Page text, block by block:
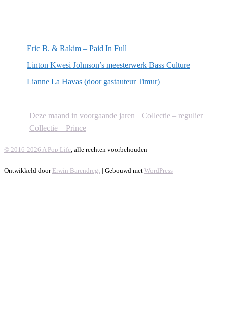
Eric B. & Rakim – Paid In Full
Linton Kwesi Johnson’s meesterwerk Bass Culture
Lianne La Havas (door gastauteur Timur)
Deze maand in voorgaande jaren
Collectie – regulier
Collectie – Prince
© 2016-2026 A Pop Life , alle rechten voorbehouden
Ontwikkeld door Erwin Barendregt | Gebouwd met WordPress